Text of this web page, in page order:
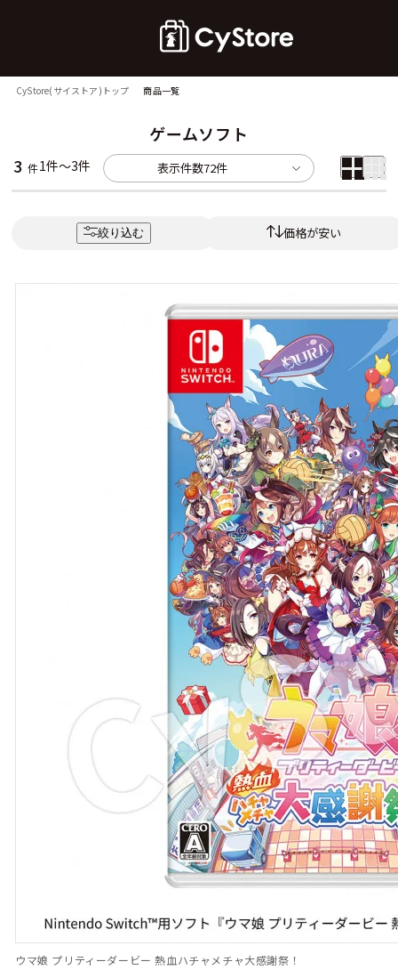
CyStore(サイストア)トップ 商品一覧
ゲームソフト
3 件1件～3件 表示件数72件
絞り込む 価格が安い
ウマ娘 プリティーダービー 熱血ハチャメチャ大感謝祭！